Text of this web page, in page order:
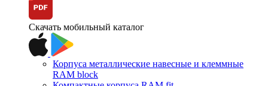
Скачать мобильный каталог
Корпуса металлические навесные и клеммные
RAM block